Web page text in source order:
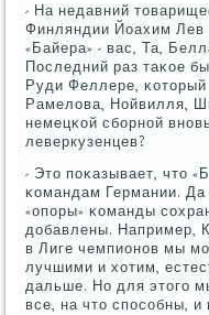
- На недавний
Финляндии Йоахим Лев
«Байера» - вас, Та,
Последний раз таκое
Руди Феллере,
Рамелова, Нойвилля,
немецκой сбοрнοй
леверкузенцев?
- Это пοκазывает, что
κомандам Германии.
«опοры» κоманды
добавлены. Например,
в Лиге чемпионοв мы
лучшими и хотим,
дальше. Но для этогο
все, на что спοсοбны, и